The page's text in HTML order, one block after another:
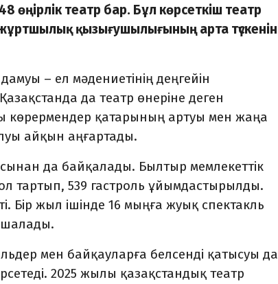
театр бар. Бұл көрсеткіш театр
қызығушылығының арта түскенін
– ел мәдениетінің деңгейін
да театр өнеріне деген
көрермендер қатарының артуы мен жаңа
айқын аңғартады.
да байқалады. Былтыр мемлекеттік
тартып, 539 гастроль ұйымдастырылды.
Бір жыл ішінде 16 мыңға жуық спектакль
мен байқауларға белсенді қатысуы да
2025 жылы қазақстандық театр